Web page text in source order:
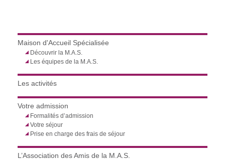
Maison d'Accueil Spécialisée
Découvrir la M.A.S.
Les équipes de la M.A.S.
Les activités
Votre admission
Formalités d’admission
Votre séjour
Prise en charge des frais de séjour
L’Association des Amis de la M.A.S.